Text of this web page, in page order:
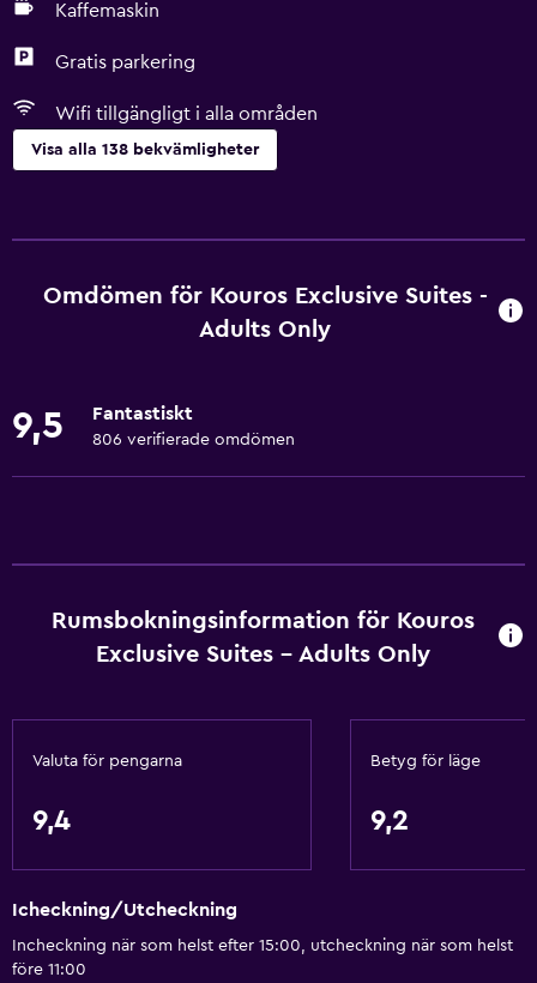
Kaffemaskin
Gratis parkering
Wifi tillgängligt i alla områden
Visa alla 138 bekvämligheter
Wifi tillgängligt i alla områden
Brandvarnare
Värme
Handdukar
Balsam
Tillgång till strand
Cykeluthyrning
Omdömen för Kouros Exclusive Suites -
Adults Only
9,5 Fantastiskt
806 verifierade omdömen
Rumsbokningsinformation för Kouros
Exclusive Suites - Adults Only
Valuta för pengarna
9,4
Betyg för läge
9,2
Icheckning/Utcheckning
Incheckning när som helst efter 15:00, utcheckning när som helst
före 11:00